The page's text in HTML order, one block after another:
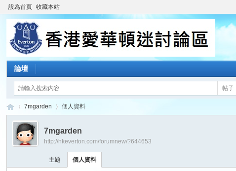
設為首頁 收藏本站
論壇
帖子
›
7mgarden 個人資料
7mgarden
http://hkeverton.com/forumnew/?644653
主題 個人資料